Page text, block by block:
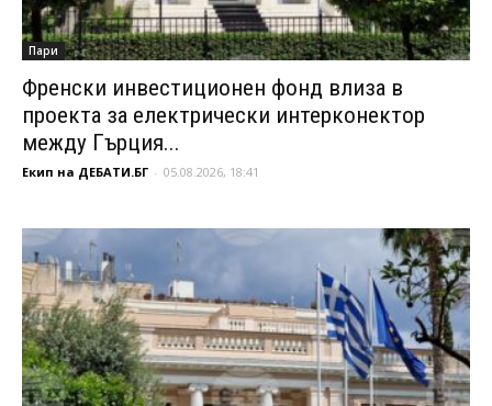
Пари
Френски инвестиционен фонд влиза в
проекта за електрически интерконектор
между Гърция...
Екип на ДЕБАТИ.БГ - 05.08.2026, 18:41